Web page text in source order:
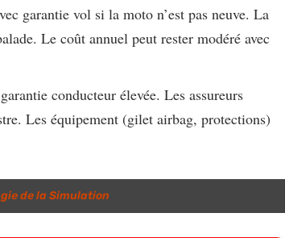
garantie vol si la moto n’est pas neuve. La
Le coût annuel peut rester modéré avec
conducteur élevée. Les assureurs
Les équipement (gilet airbag, protections)
de la Simulation